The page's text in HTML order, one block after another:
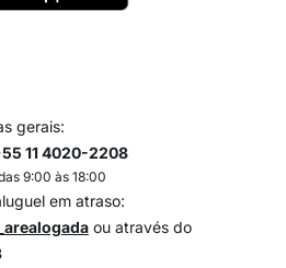
gerais:
11 4020-2208
9:00 às 18:00
em atraso:
ou através do